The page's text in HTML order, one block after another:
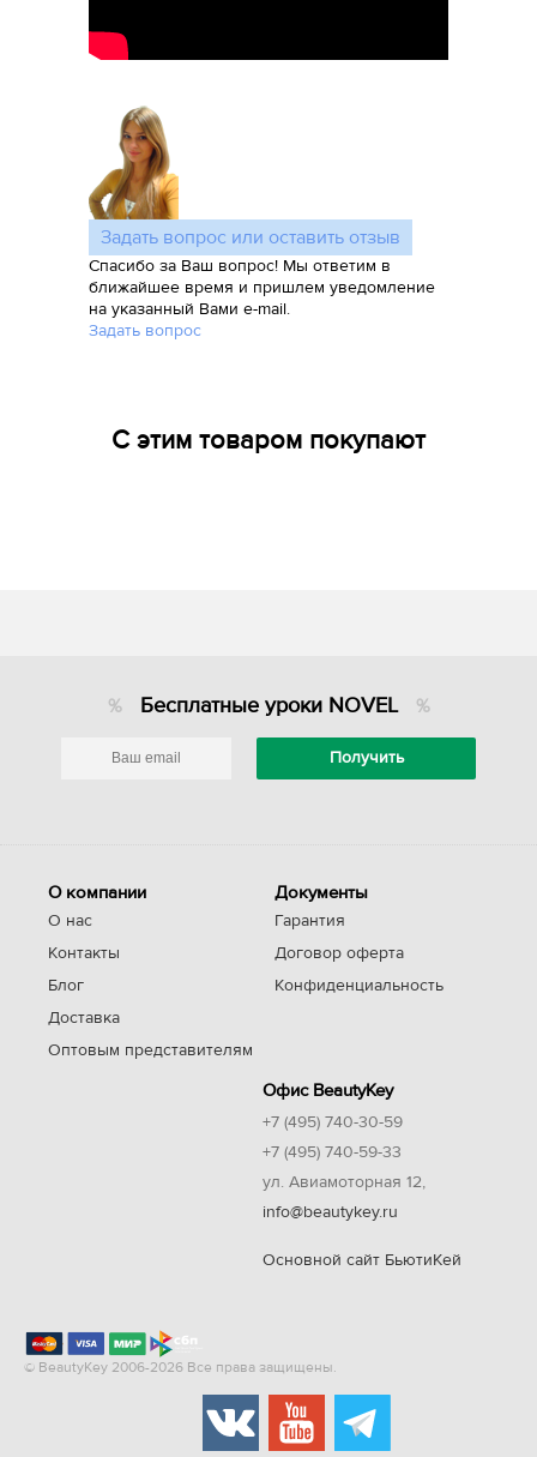
Задать вопрос или оставить отзыв
Спасибо за Ваш вопрос! Мы ответим в
ближайшее время и пришлем уведомление
на указанный Вами e-mail.
Задать вопрос
С этим товаром покупают
Бесплатные уроки NOVEL
О компании
О нас
Контакты
Блог
Доставка
Оптовым представителям
Документы
Гарантия
Договор оферта
Конфиденциальность
Офис BeautyKey
+7 (495) 740-30-59
+7 (495) 740-59-33
ул. Авиамоторная 12,
info@beautykey.ru
Основной сайт БьютиКей
© BeautyKey 2006-2026 Все права защищены.